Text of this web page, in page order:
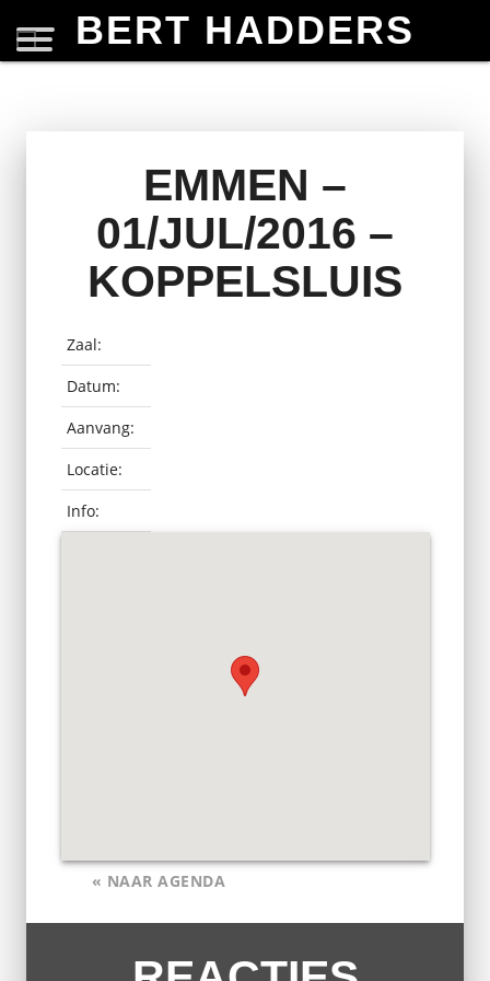
BERT HADDERS
EMMEN –
01/JUL/2016 –
KOPPELSLUIS
Zaal:
Datum:
Aanvang:
Locatie:
Info:
« NAAR AGENDA